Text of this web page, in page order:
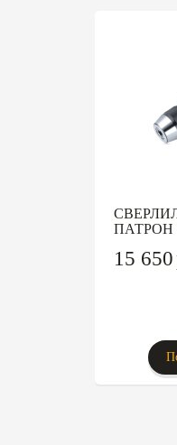
ПАТРОН
15